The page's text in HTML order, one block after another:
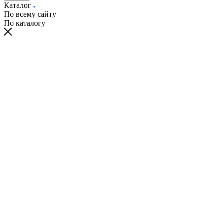
Каталог
По всему сайту
По каталогу